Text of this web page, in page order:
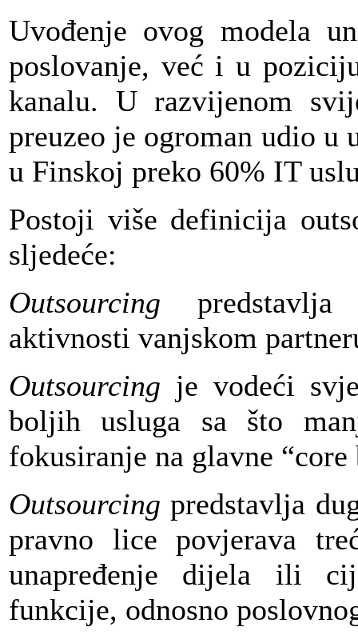
Uvođenje ovog modela
poslovanje, već i u
kanalu. U razvijenom
preuzeo je ogroman udio
u Finskoj preko 60% IT
Postoji više definicija
sljedeće:
Outsourcing predstavlja
aktivnosti vanjskom
Outsourcing je vodeći
boljih usluga sa što
fokusiranje na glavne
Outsourcing predstavlja
pravno lice povjerava
unapređenje dijela ili
funkcije, odnosno